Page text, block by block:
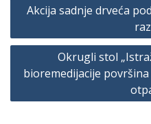
članaka
Akcija sadnje drveća
Okrugli stol
bioremedijacije